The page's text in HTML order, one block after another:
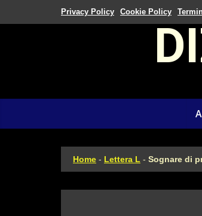
Privacy Policy Cookie Policy
Home - Lettera L - Sognare di